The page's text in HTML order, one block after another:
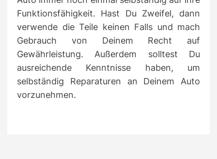
Funktionsfähigkeit. Hast Du Zweifel, dann
verwende die Teile keinen Falls und mach
Gebrauch von Deinem Recht auf
Gewährleistung. Außerdem solltest Du
ausreichende Kenntnisse haben, um
selbständig Reparaturen an Deinem Auto
vorzunehmen.